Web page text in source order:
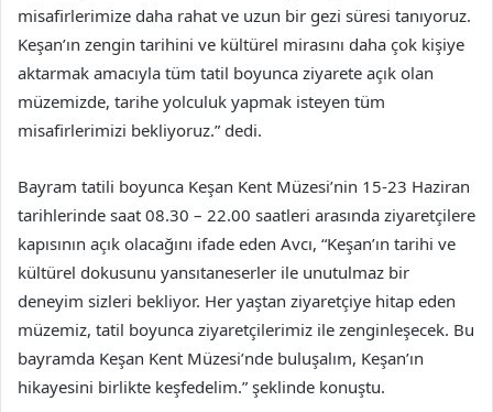
misafirlerimize daha rahat ve uzun bir gezi süresi tanıyoruz.
Keşan’ın zengin tarihini ve kültürel mirasını daha çok kişiye
aktarmak amacıyla tüm tatil boyunca ziyarete açık olan
müzemizde, tarihe yolculuk yapmak isteyen tüm
misafirlerimizi bekliyoruz.” dedi.
Bayram tatili boyunca Keşan Kent Müzesi’nin 15-23 Haziran
tarihlerinde saat 08.30 – 22.00 saatleri arasında ziyaretçilere
kapısının açık olacağını ifade eden Avcı, “Keşan’ın tarihi ve
kültürel dokusunu yansıtaneserler ile unutulmaz bir
deneyim sizleri bekliyor. Her yaştan ziyaretçiye hitap eden
müzemiz, tatil boyunca ziyaretçilerimiz ile zenginleşecek. Bu
bayramda Keşan Kent Müzesi’nde buluşalım, Keşan’ın
hikayesini birlikte keşfedelim.” şeklinde konuştu.